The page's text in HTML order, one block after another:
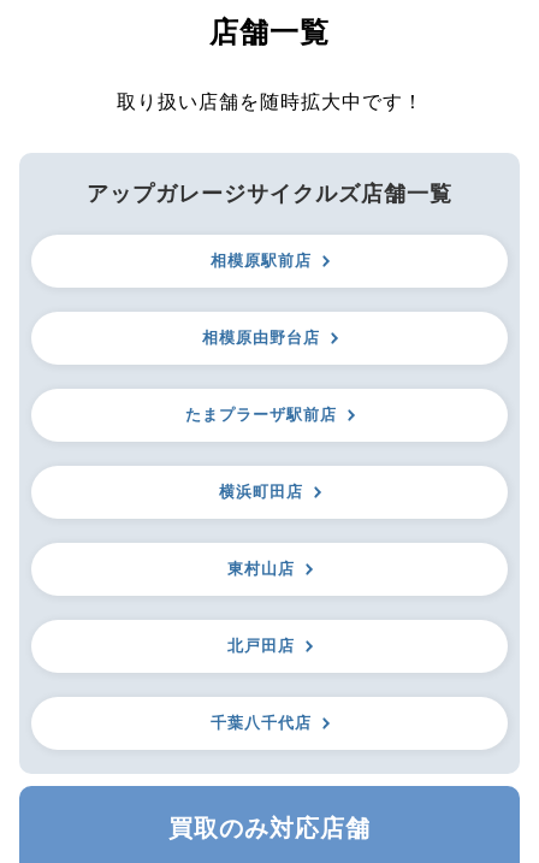
店舗一覧
取り扱い店舗を随時拡大中です！
アップガレージサイクルズ店舗一覧
相模原駅前店
相模原由野台店
たまプラーザ駅前店
横浜町田店
東村山店
北戸田店
千葉八千代店
買取のみ対応店舗